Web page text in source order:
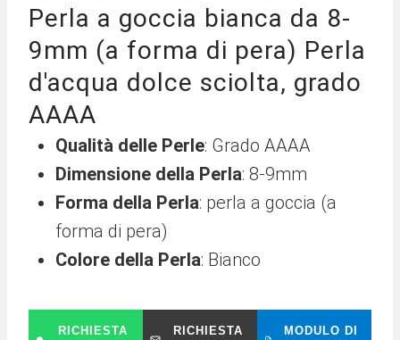
Perla a goccia bianca da 8-
9mm (a forma di pera) Perla
d'acqua dolce sciolta, grado
AAAA
Qualità delle Perle: Grado AAAA
Dimensione della Perla: 8-9mm
Forma della Perla: perla a goccia (a
forma di pera)
Colore della Perla: Bianco
RICHIESTA
RICHIESTA
MODULO DI